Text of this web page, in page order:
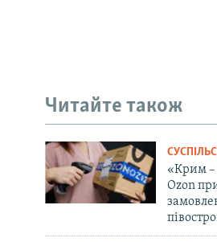
Читайте також
«Крим –
Ozon